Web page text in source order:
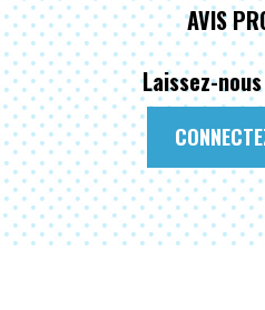
AVIS
Laissez-